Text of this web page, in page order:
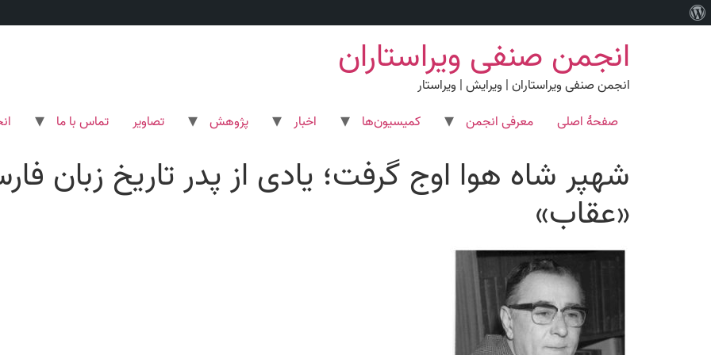
انجمن صنفی ویراستاران
انجمن صنفی ویراستاران | ویرایش | ویراستار
صفحۀ اصلی
معرفی انجمن کمیسیون‌ها اخبار پژوهش تصاویر تماس با ما
شهپر شاه هوا اوج گرفت؛ یادی از پدر تاریخ زبان
«عقاب»